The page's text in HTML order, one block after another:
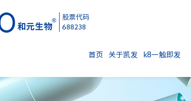
股票代码
688238
首页 关于凯发k8一触即发